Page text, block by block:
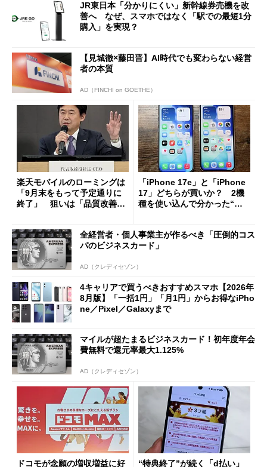
JR東日本「分かりにくい」新幹線券売機を改
善へ なぜ、スマホではなく「駅での最短1分
購入」を実現？
【見城徹×藤田晋】AI時代でも変わらない経営
者の本質
AD（FINCHI on GOETHE）
楽天モバイルのローミングは
「9月末をもって予定通りに
終了」 狙いは「品質改善」
も
「iPhone 17e」と「iPhone
17」どちらが買いか？ 2機
種を使い込んで分かった“ス
全経営者・個人事業主が作るべき「圧倒的コス
パのビジネスカード」
AD（クレディセゾン）
4キャリアで買うべきおすすめスマホ【2026年
8月版】「一括1円」「月1円」からお得なiPho
ne／Pixel／Galaxyまで
マイルが超たまるビジネスカード！初年度年会
費無料で還元率最大1.125%
AD（クレディセゾン）
ドコモが念願の増収増益に好 “特典終了”が続く「d払い」